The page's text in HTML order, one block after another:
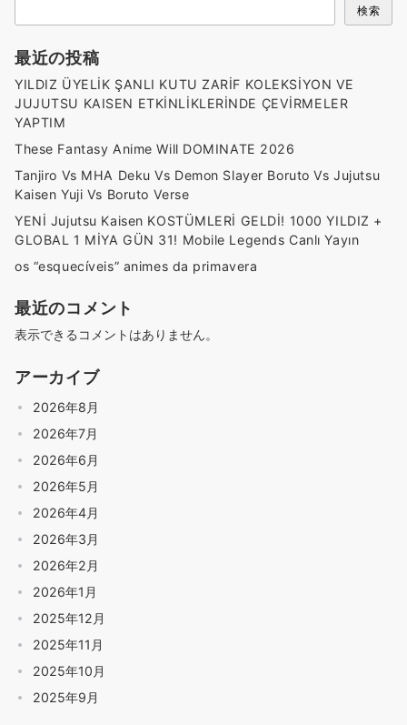
検索
最近の投稿
YILDIZ ÜYELİK ŞANLI KUTU ZARİF KOLEKSİYON VE
JUJUTSU KAISEN ETKİNLİKLERİNDE ÇEVİRMELER
YAPTIM
These Fantasy Anime Will DOMINATE 2026
Tanjiro Vs MHA Deku Vs Demon Slayer Boruto Vs Jujutsu
Kaisen Yuji Vs Boruto Verse
YENİ Jujutsu Kaisen KOSTÜMLERİ GELDİ! 1000 YILDIZ +
GLOBAL 1 MİYA GÜN 31! Mobile Legends Canlı Yayın
os “esquecíveis” animes da primavera
最近のコメント
表示できるコメントはありません。
アーカイブ
2026年8月
2026年7月
2026年6月
2026年5月
2026年4月
2026年3月
2026年2月
2026年1月
2025年12月
2025年11月
2025年10月
2025年9月